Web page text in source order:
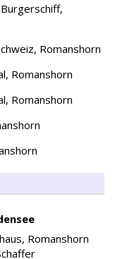
Romanshorn
Romanshorn
Romanshorn
Romanshorn